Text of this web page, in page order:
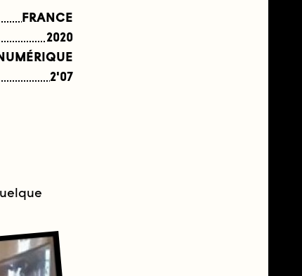
FRANCE
2020
2'07